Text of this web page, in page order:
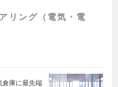
リング（電気・電
倉庫に最先端